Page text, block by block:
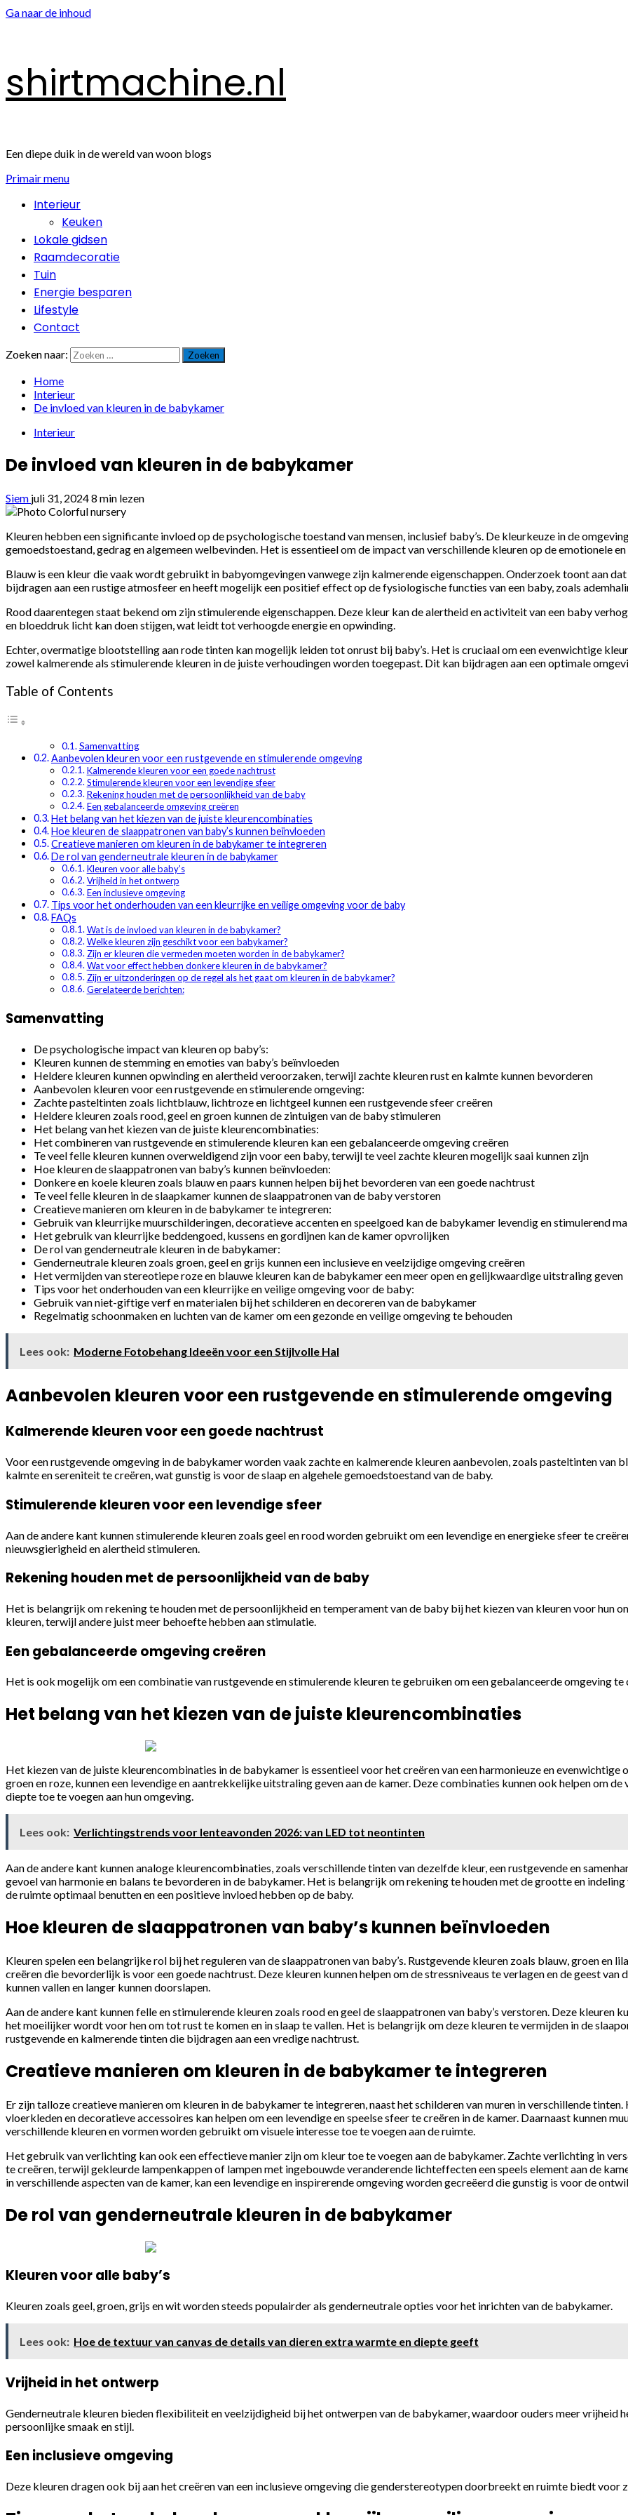
Ga naar de inhoud
shirtmachine.nl
Een diepe duik in de wereld van woon blogs
Primair menu
Interieur
Keuken
Lokale gidsen
Raamdecoratie
Tuin
Energie besparen
Lifestyle
Contact
Zoeken naar:
Home
Interieur
De invloed van kleuren in de babykamer
Interieur
De invloed van kleuren in de babykamer
Siem juli 31, 20248 min lezen
Kleuren hebben een significante invloed op de psychologische toestand van mensen, inclusief baby’s. De kleurkeuze in de
gemoedstoestand, gedrag en algemeen welbevinden. Het is essentieel om de impact van verschillende kleuren op de emotionele
Blauw is een kleur die vaak wordt gebruikt in babyomgevingen vanwege zijn kalmerende eigenschappen. Onderzoek toont aan
bijdragen aan een rustige atmosfeer en heeft mogelijk een positief effect op de fysiologische functies van een baby, zoals
Rood daarentegen staat bekend om zijn stimulerende eigenschappen. Deze kleur kan de alertheid en activiteit van een baby
en bloeddruk licht kan doen stijgen, wat leidt tot verhoogde energie en opwinding.
Echter, overmatige blootstelling aan rode tinten kan mogelijk leiden tot onrust bij baby’s. Het is cruciaal om een evenwichtige
zowel kalmerende als stimulerende kleuren in de juiste verhoudingen worden toegepast. Dit kan bijdragen aan een optimale
Table of Contents
Samenvatting
Aanbevolen kleuren voor een rustgevende en stimulerende omgeving
Kalmerende kleuren voor een goede nachtrust
Stimulerende kleuren voor een levendige sfeer
Rekening houden met de persoonlijkheid van de baby
Een gebalanceerde omgeving creëren
Het belang van het kiezen van de juiste kleurencombinaties
Hoe kleuren de slaappatronen van baby’s kunnen beïnvloeden
Creatieve manieren om kleuren in de babykamer te integreren
De rol van genderneutrale kleuren in de babykamer
Kleuren voor alle baby’s
Vrijheid in het ontwerp
Een inclusieve omgeving
Tips voor het onderhouden van een kleurrijke en veilige omgeving voor de baby
FAQs
Wat is de invloed van kleuren in de babykamer?
Welke kleuren zijn geschikt voor een babykamer?
Zijn er kleuren die vermeden moeten worden in de babykamer?
Wat voor effect hebben donkere kleuren in de babykamer?
Zijn er uitzonderingen op de regel als het gaat om kleuren in de babykamer?
Gerelateerde berichten:
Samenvatting
De psychologische impact van kleuren op baby’s:
Kleuren kunnen de stemming en emoties van baby’s beïnvloeden
Heldere kleuren kunnen opwinding en alertheid veroorzaken, terwijl zachte kleuren rust en kalmte kunnen bevorderen
Aanbevolen kleuren voor een rustgevende en stimulerende omgeving:
Zachte pasteltinten zoals lichtblauw, lichtroze en lichtgeel kunnen een rustgevende sfeer creëren
Heldere kleuren zoals rood, geel en groen kunnen de zintuigen van de baby stimuleren
Het belang van het kiezen van de juiste kleurencombinaties:
Het combineren van rustgevende en stimulerende kleuren kan een gebalanceerde omgeving creëren
Te veel felle kleuren kunnen overweldigend zijn voor een baby, terwijl te veel zachte kleuren mogelijk saai kunnen zijn
Hoe kleuren de slaappatronen van baby’s kunnen beïnvloeden:
Donkere en koele kleuren zoals blauw en paars kunnen helpen bij het bevorderen van een goede nachtrust
Te veel felle kleuren in de slaapkamer kunnen de slaappatronen van de baby verstoren
Creatieve manieren om kleuren in de babykamer te integreren:
Gebruik van kleurrijke muurschilderingen, decoratieve accenten en speelgoed kan de babykamer levendig en stimulerend
Het gebruik van kleurrijke beddengoed, kussens en gordijnen kan de kamer opvrolijken
De rol van genderneutrale kleuren in de babykamer:
Genderneutrale kleuren zoals groen, geel en grijs kunnen een inclusieve en veelzijdige omgeving creëren
Het vermijden van stereotiepe roze en blauwe kleuren kan de babykamer een meer open en gelijkwaardige uitstraling geven
Tips voor het onderhouden van een kleurrijke en veilige omgeving voor de baby:
Gebruik van niet-giftige verf en materialen bij het schilderen en decoreren van de babykamer
Regelmatig schoonmaken en luchten van de kamer om een gezonde en veilige omgeving te behouden
Lees ook: Moderne Fotobehang Ideeën voor een Stijlvolle Hal
Aanbevolen kleuren voor een rustgevende en stimulerende omgeving
Kalmerende kleuren voor een goede nachtrust
Voor een rustgevende omgeving in de babykamer worden vaak zachte en kalmerende kleuren aanbevolen, zoals pasteltinten van
kalmte en sereniteit te creëren, wat gunstig is voor de slaap en algehele gemoedstoestand van de baby.
Stimulerende kleuren voor een levendige sfeer
Aan de andere kant kunnen stimulerende kleuren zoals geel en rood worden gebruikt om een levendige en energieke sfeer te
nieuwsgierigheid en alertheid stimuleren.
Rekening houden met de persoonlijkheid van de baby
Het is belangrijk om rekening te houden met de persoonlijkheid en temperament van de baby bij het kiezen van kleuren voor hun
kleuren, terwijl andere juist meer behoefte hebben aan stimulatie.
Een gebalanceerde omgeving creëren
Het is ook mogelijk om een combinatie van rustgevende en stimulerende kleuren te gebruiken om een gebalanceerde omgeving
Het belang van het kiezen van de juiste kleurencombinaties
Het kiezen van de juiste kleurencombinaties in de babykamer is essentieel voor het creëren van een harmonieuze en
groen en roze, kunnen een levendige en aantrekkelijke uitstraling geven aan de kamer. Deze combinaties kunnen ook helpen om
diepte toe te voegen aan hun omgeving.
Lees ook: Verlichtingstrends voor lenteavonden 2026: van LED tot neontinten
Aan de andere kant kunnen analoge kleurencombinaties, zoals verschillende tinten van dezelfde kleur, een rustgevende en
gevoel van harmonie en balans te bevorderen in de babykamer. Het is belangrijk om rekening te houden met de grootte en
de ruimte optimaal benutten en een positieve invloed hebben op de baby.
Hoe kleuren de slaappatronen van baby’s kunnen beïnvloeden
Kleuren spelen een belangrijke rol bij het reguleren van de slaappatronen van baby’s. Rustgevende kleuren zoals blauw, groen en
creëren die bevorderlijk is voor een goede nachtrust. Deze kleuren kunnen helpen om de stressniveaus te verlagen en de geest
kunnen vallen en langer kunnen doorslapen.
Aan de andere kant kunnen felle en stimulerende kleuren zoals rood en geel de slaappatronen van baby’s verstoren. Deze
het moeilijker wordt voor hen om tot rust te komen en in slaap te vallen. Het is belangrijk om deze kleuren te vermijden in de
rustgevende en kalmerende tinten die bijdragen aan een vredige nachtrust.
Creatieve manieren om kleuren in de babykamer te integreren
Er zijn talloze creatieve manieren om kleuren in de babykamer te integreren, naast het schilderen van muren in verschillende
vloerkleden en decoratieve accessoires kan helpen om een levendige en speelse sfeer te creëren in de kamer. Daarnaast kunnen
verschillende kleuren en vormen worden gebruikt om visuele interesse toe te voegen aan de ruimte.
Het gebruik van verlichting kan ook een effectieve manier zijn om kleur toe te voegen aan de babykamer. Zachte verlichting in
te creëren, terwijl gekleurde lampenkappen of lampen met ingebouwde veranderende lichteffecten een speels element aan de
in verschillende aspecten van de kamer, kan een levendige en inspirerende omgeving worden gecreëerd die gunstig is voor de
De rol van genderneutrale kleuren in de babykamer
Kleuren voor alle baby’s
Kleuren zoals geel, groen, grijs en wit worden steeds populairder als genderneutrale opties voor het inrichten van de babykamer.
Lees ook: Hoe de textuur van canvas de details van dieren extra warmte en diepte geeft
Vrijheid in het ontwerp
Genderneutrale kleuren bieden flexibiliteit en veelzijdigheid bij het ontwerpen van de babykamer, waardoor ouders meer vrijheid
persoonlijke smaak en stijl.
Een inclusieve omgeving
Deze kleuren dragen ook bij aan het creëren van een inclusieve omgeving die genderstereotypen doorbreekt en ruimte biedt